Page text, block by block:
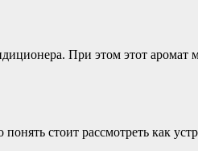
При этом этот аромат
стоит рассмотреть как